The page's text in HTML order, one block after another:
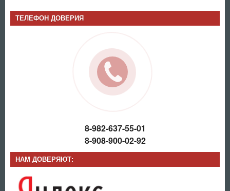
ТЕЛЕФОН ДОВЕРИЯ
8-982-637-55-01
8-908-900-02-92
НАМ ДОВЕРЯЮТ: